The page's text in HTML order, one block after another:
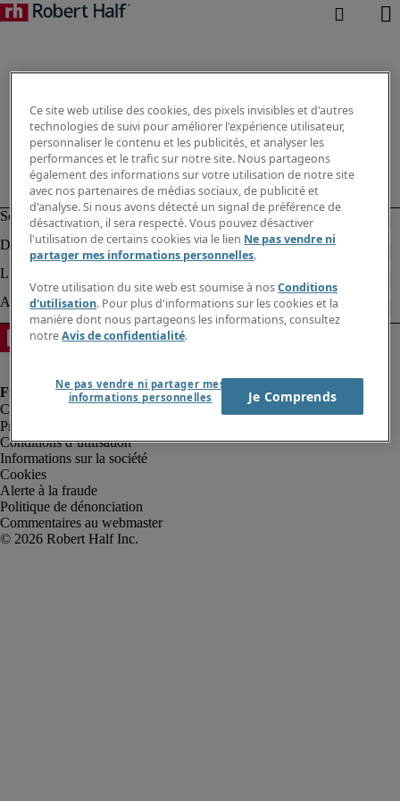
Protection des données personnelles
Conditions d’utilisation
Informations sur la société
Cookies
Alerte à la fraude
Politique de dénonciation
Commentaires au webmaster
Ce site web utilise des cookies, des pixels invisibles et d'autres
technologies de suivi pour améliorer l'expérience utilisateur,
personnaliser le contenu et les publicités, et analyser les
performances et le trafic sur notre site. Nous partageons
également des informations sur votre utilisation de notre site
avec nos partenaires de médias sociaux, de publicité et
d'analyse. Si nous avons détecté un signal de préférence de
désactivation, il sera respecté. Vous pouvez désactiver
l'utilisation de certains cookies via le lien Ne pas vendre ni
partager mes informations personnelles.
Votre utilisation du site web est soumise à nosConditions
d'utilisation. Pour plus d'informations sur les cookies et la
manière dont nous partageons les informations, consultez
notreAvis de confidentialité.
Ne pas vendre ni partager mes
informations personnelles
Je Comprends